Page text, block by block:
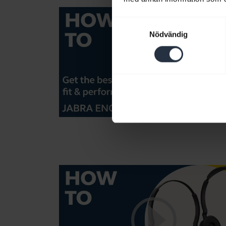
Samtyckesval
Nödvändig